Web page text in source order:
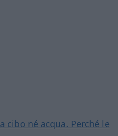
cibo né acqua. Perché le